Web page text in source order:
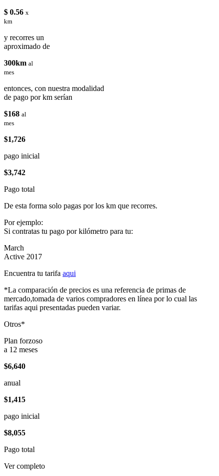
$ 0.56 x
km
y recorres un
aproximado de
300km al
mes
entonces, con nuestra modalidad
de pago por km serían
$168 al
mes
$1,726
pago inicial
$3,742
Pago total
De esta forma solo pagas por los km que recorres.
Por ejemplo:
Si contratas tu pago por kilómetro para tu:
March
Active 2017
Encuentra tu tarifa aqui
*La comparación de precios es una referencia de primas de
mercado,tomada de varios compradores en línea por lo cual las
tarifas aqui presentadas pueden variar.
Otros*
Plan forzoso
a 12 meses
$6,640
anual
$1,415
pago inicial
$8,055
Pago total
Ver completo